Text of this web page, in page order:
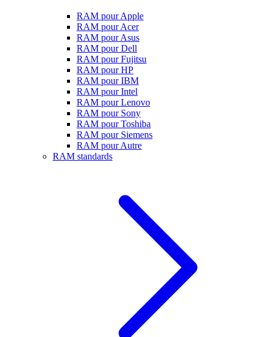
RAM pour Apple
RAM pour Acer
RAM pour Asus
RAM pour Dell
RAM pour Fujitsu
RAM pour HP
RAM pour IBM
RAM pour Intel
RAM pour Lenovo
RAM pour Sony
RAM pour Toshiba
RAM pour Siemens
RAM pour Autre
RAM standards